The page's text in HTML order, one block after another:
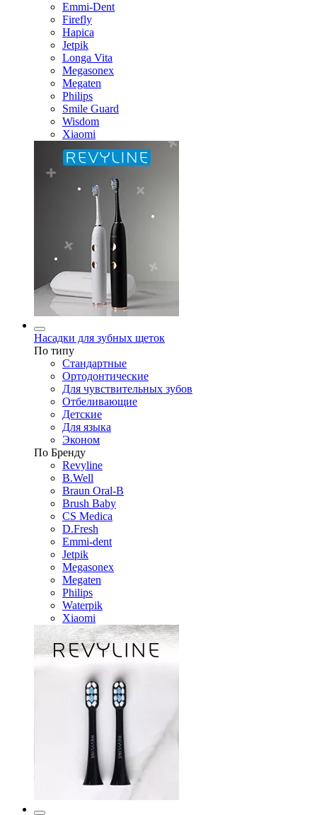
Emmi-Dent
Firefly
Hapica
Jetpik
Longa Vita
Megasonex
Megaten
Philips
Smile Guard
Wisdom
Xiaomi
Насадки для зубных щеток
По типу
Стандартные
Ортодонтические
Для чувствительных зубов
Отбеливающие
Детские
Для языка
Эконом
По Бренду
Revyline
B.Well
Braun Oral-B
Brush Baby
CS Medica
D.Fresh
Emmi-dent
Jetpik
Megasonex
Megaten
Philips
Waterpik
Xiaomi